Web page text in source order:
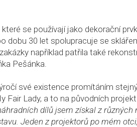
se používají jako dekorační
dobu 30 let spolupracuje se
například patřila také
Pešánka.
své existence promítáním
Lady, a to na původních
dílů jsem získal z různých
Jeden z projektorů po mém